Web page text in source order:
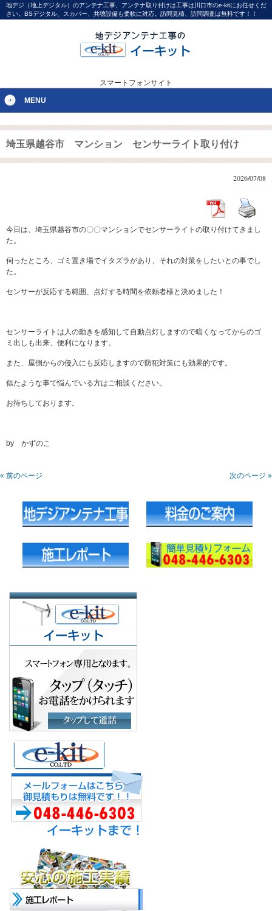
地デジ（地上デジタル）のアンテナ工事、アンテナ取り付けは工事は川口市のe-kitにお任せくだ
さい。BSデジタル、スカパー、共聴設備も柔軟に対応。訪問見積、訪問調査は無料です！！
スマートフォンサイト
MENU
埼玉県越谷市 マンション センサーライト取り付け
2026/07/08
今日は、埼玉県越谷市の〇〇マンションでセンサーライトの取り付けてきまし
た。
伺ったところ、ゴミ置き場でイタズラがあり、それの対策をしたいとの事でし
た。
センサーが反応する範囲、点灯する時間を依頼者様と決めました！
センサーライトは人の動きを感知して自動点灯しますので暗くなってからのゴ
ミ出しも出来、便利になります。
また、屋側からの侵入にも反応しますので防犯対策にも効果的です。
似たような事で悩んでいる方はご相談ください。
お待ちしております。
by かずのこ
« 前のページ 次のページ »